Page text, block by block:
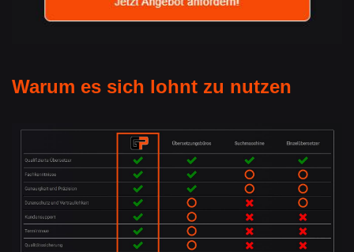
Warum es sich lohnt zu nutzen